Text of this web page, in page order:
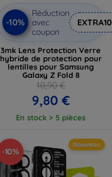
-10%
Réduction
avec
coupon
EXTRA10
3mk Lens Protection Verre
hybride de protection pour
lentilles pour Samsung
Galaxy Z Fold 8
10,90 €
9,80 €
En stock > 5 pièces
-10%
Nouveau